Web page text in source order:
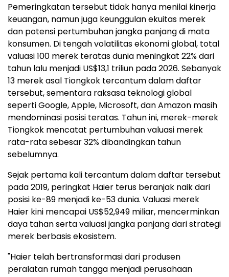
Pemeringkatan tersebut tidak hanya menilai kinerja
keuangan, namun juga keunggulan ekuitas merek
dan potensi pertumbuhan jangka panjang di mata
konsumen. Di tengah volatilitas ekonomi global, total
valuasi 100 merek teratas dunia meningkat 22% dari
tahun lalu menjadi US$13,1 triliun pada 2026. Sebanyak
13 merek asal Tiongkok tercantum dalam daftar
tersebut, sementara raksasa teknologi global
seperti Google, Apple, Microsoft, dan Amazon masih
mendominasi posisi teratas. Tahun ini, merek-merek
Tiongkok mencatat pertumbuhan valuasi merek
rata-rata sebesar 32% dibandingkan tahun
sebelumnya.
Sejak pertama kali tercantum dalam daftar tersebut
pada 2019, peringkat Haier terus beranjak naik dari
posisi ke-89 menjadi ke-53 dunia. Valuasi merek
Haier kini mencapai US$52,949 miliar, mencerminkan
daya tahan serta valuasi jangka panjang dari strategi
merek berbasis ekosistem.
"Haier telah bertransformasi dari produsen
peralatan rumah tangga menjadi perusahaan